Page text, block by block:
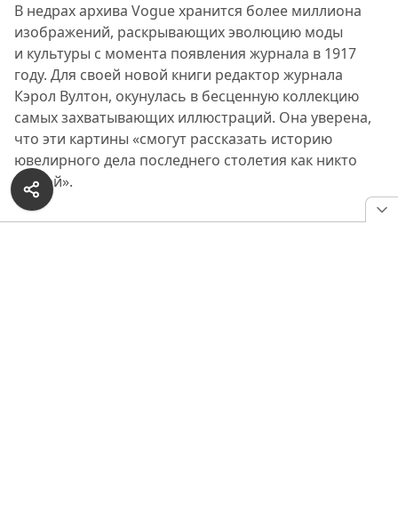
В недрах архива Vogue хранится более миллиона
изображений, раскрывающих эволюцию моды
и культуры с момента появления журнала в 1917
году. Для своей новой книги редактор журнала
Кэрол Вултон, окунулась в бесценную коллекцию
самых захватывающих иллюстраций. Она уверена,
что эти картины «смогут рассказать историю
ювелирного дела последнего столетия как никто
другой».